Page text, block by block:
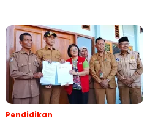
Pendidikan